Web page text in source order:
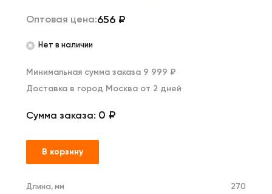
Оптовая цена:656 ₽
Нет в наличии
Минимальная сумма заказа 9 999 ₽
Доставка в город Москва от 2 дней
Сумма заказа: 0 ₽
В корзину
Длина, мм 270